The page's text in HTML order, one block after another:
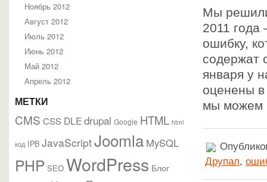
Ноябрь 2012
Август 2012
Июль 2012
Июнь 2012
Май 2012
Апрель 2012
МЕТКИ
CMS CSS DLEdrupal Google HTML html
код IPB JavaScriptJoomla MySQL
PHP SEO WordPress Блог
Мы
2011
ошибку,
содержат
января у
оценены в
мы можем
Друпал,